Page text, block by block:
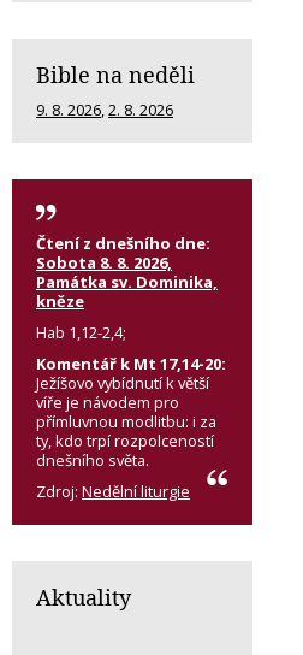
Bible na neděli
9. 8. 2026,2. 8. 2026
Čtení z dnešního dne:
Sobota 8. 8. 2026,
Památka sv. Dominika,
kněze
Hab 1,12-2,4;
Komentář k Mt 17,14-20:
Ježíšovo vybídnutí k větší
víře je návodem pro
přímluvnou modlitbu: i za
ty, kdo trpí rozpolceností
dnešního světa.
Zdroj: Nedělní liturgie
Aktuality